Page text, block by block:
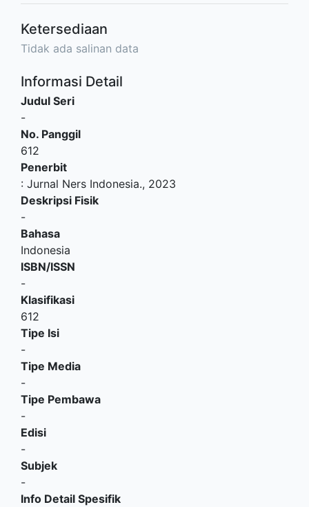
Ketersediaan
Tidak ada salinan data
Informasi Detail
Judul Seri
-
No. Panggil
612
Penerbit
: Jurnal Ners Indonesia., 2023
Deskripsi Fisik
-
Bahasa
Indonesia
ISBN/ISSN
-
Klasifikasi
612
Tipe Isi
-
Tipe Media
-
Tipe Pembawa
-
Edisi
-
Subjek
-
Info Detail Spesifik